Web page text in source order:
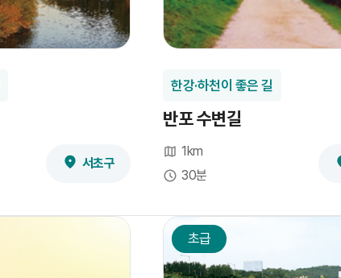
서초구
한강·하천이 좋은 길
반포 수변길
1km
30분
초급